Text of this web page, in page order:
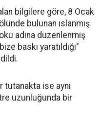
bilgilere göre, 8 Ocak
bulunan ıslanmış
adına düzenlenmiş
baskı yaratıldığı"
tutanakta ise aynı
uzunluğunda bir